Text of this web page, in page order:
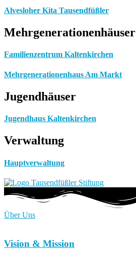
Alvesloher Kita Tausendfüßler
Mehrgenerationenhäuser
Familienzentrum Kaltenkirchen
Mehrgenerationenhaus Am Markt
Jugendhäuser
Jugendhaus Kaltenkirchen
Verwaltung
Hauptverwaltung
Über Uns
Vision & Mission